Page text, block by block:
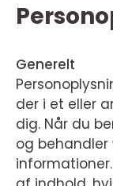
Generelt
der i et eller
dig. Når du
og